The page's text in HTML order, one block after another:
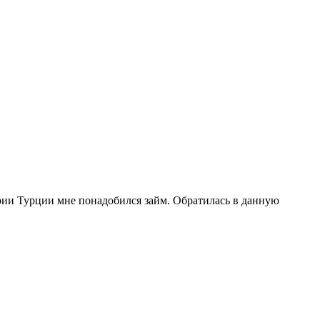
Турции мне понадобился займ. Обратилась в данную